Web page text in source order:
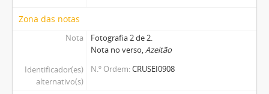
Zona das notas
Nota
Fotografia 2 de 2.
Nota no verso,Azeitão
Identificador(es)
alternativo(s)
N.º Ordem CRUSEI0908